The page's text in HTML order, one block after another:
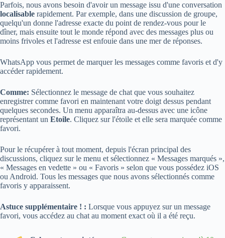
Parfois, nous avons besoin d'avoir un message issu d'une conversation
localisable rapidement. Par exemple, dans une discussion de groupe,
quelqu'un donne l'adresse exacte du point de rendez-vous pour le
dîner, mais ensuite tout le monde répond avec des messages plus ou
moins frivoles et l'adresse est enfouie dans une mer de réponses.
WhatsApp vous permet de marquer les messages comme favoris et d'y
accéder rapidement.
Comme: Sélectionnez le message de chat que vous souhaitez
enregistrer comme favori en maintenant votre doigt dessus pendant
quelques secondes. Un menu apparaîtra au-dessus avec une icône
représentant un Etoile. Cliquez sur l'étoile et elle sera marquée comme
favori.
Pour le récupérer à tout moment, depuis l'écran principal des
discussions, cliquez sur le menu et sélectionnez « Messages marqués »,
« Messages en vedette » ou « Favoris » selon que vous possédez iOS
ou Android. Tous les messages que nous avons sélectionnés comme
favoris y apparaissent.
Astuce supplémentaire ! : Lorsque vous appuyez sur un message
favori, vous accédez au chat au moment exact où il a été reçu.